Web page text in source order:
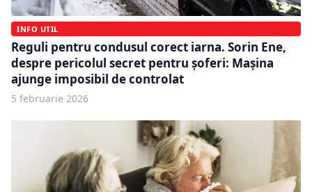
INFO UTIL
Reguli pentru condusul corect iarna. Sorin Ene,
despre pericolul secret pentru șoferi: Mașina
ajunge imposibil de controlat
5 februarie 2026